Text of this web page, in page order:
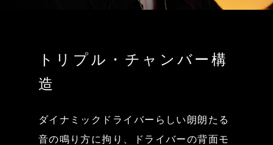
トリプル・チャンバー構
造
ダイナミックドライバーらしい朗朗たる
音の鳴り方に拘り、ドライバーの背面モ